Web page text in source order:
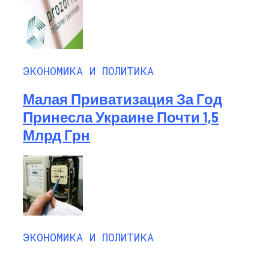
ЭКОНОМИКА И ПОЛИТИКА
Малая Приватизация За Год
Принесла Украине Почти 1,5
Млрд Грн
ЭКОНОМИКА И ПОЛИТИКА